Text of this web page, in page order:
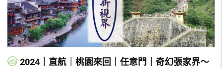
2024｜直航｜桃園來回｜任意門｜奇幻張家界～